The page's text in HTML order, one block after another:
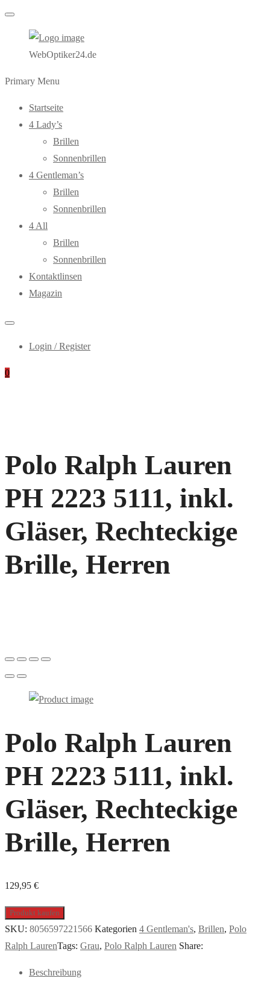
WebOptiker24.de
Primary Menu
Startseite
4 Lady’s
Brillen
Sonnenbrillen
4 Gentleman’s
Brillen
Sonnenbrillen
4 All
Brillen
Sonnenbrillen
Kontaktlinsen
Magazin
Login / Register
0
Polo Ralph Lauren
PH 2223 5111, inkl.
Gläser, Rechteckige
Brille, Herren
Polo Ralph Lauren
PH 2223 5111, inkl.
Gläser, Rechteckige
Brille, Herren
129,95 €
Produkt kaufen
SKU: 8056597221566 Kategorien 4 Gentleman's, Brillen, Polo
Ralph LaurenTags: Grau, Polo Ralph Lauren Share:
Beschreibung